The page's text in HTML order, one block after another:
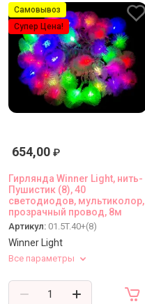
Самовывоз
Супер Цена!
654,00 ₽
Гирлянда Winner Light, нить-
Пушистик (8), 40
светодиодов, мультиколор,
прозрачный провод, 8м
Артикул: 01.5T.40+(8)
Winner Light
Все параметры